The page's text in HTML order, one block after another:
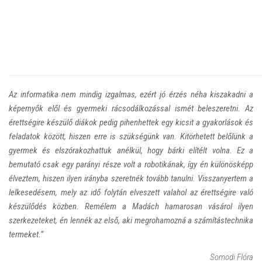
Az informatika nem mindig izgalmas, ezért jó érzés néha kiszakadni a
képernyők elől és gyermeki rácsodálkozással ismét beleszeretni. Az
érettségire készülő diákok pedig pihenhettek egy kicsit a gyakorlások és
feladatok között, hiszen erre is szükségünk van. Kitörhetett belőlünk a
gyermek és elszórakozhattuk anélkül, hogy bárki elítélt volna. Ez a
bemutató csak egy parányi része volt a robotikának, így én különösképp
élveztem, hiszen ilyen irányba szeretnék tovább tanulni. Visszanyertem a
lelkesedésem, mely az idő folytán elveszett valahol az érettségire való
készülődés közben. Remélem a Madách hamarosan vásárol ilyen
szerkezeteket, én lennék az első, aki megrohamozná a számítástechnika
termeket.”
Somodi Flóra